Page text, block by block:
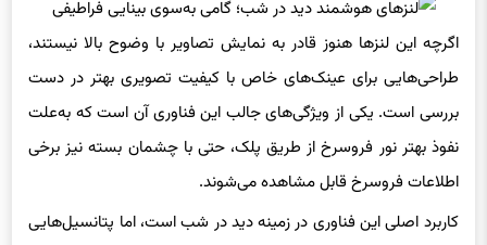
اگرچه این لنزها هنوز قادر به نمایش تصاویر با وضوح بالا نیستند،
طراحی‌هایی برای عینک‌های خاص با کیفیت تصویری بهتر در دست
بررسی است. یکی از ویژگی‌های جالب این فناوری آن است که به‌علت
نفوذ بهتر نور فروسرخ از طریق پلک، حتی با چشمان بسته نیز برخی
اطلاعات فروسرخ قابل مشاهده می‌شوند.
کاربرد اصلی این فناوری در زمینه دید در شب است، اما پتانسیل‌هایی
برای استفاده در محیط‌های مه‌آلود یا پر گردوغبار، امدادهای اضطراری،